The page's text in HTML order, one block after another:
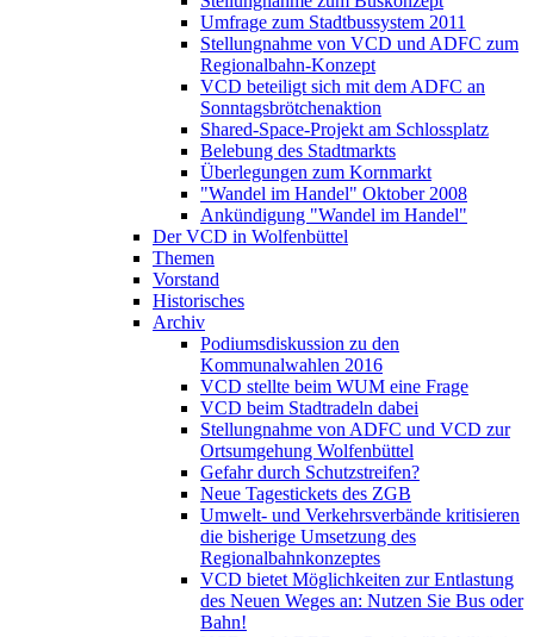
Umfrage zum Stadtbussystem 2011
Stellungnahme von VCD und ADFC zum
Regionalbahn-Konzept
VCD beteiligt sich mit dem ADFC an
Sonntagsbrötchenaktion
Shared-Space-Projekt am Schlossplatz
Belebung des Stadtmarkts
Überlegungen zum Kornmarkt
"Wandel im Handel" Oktober 2008
Ankündigung "Wandel im Handel"
Der VCD in Wolfenbüttel
Themen
Vorstand
Historisches
Archiv
Podiumsdiskussion zu den
Kommunalwahlen 2016
VCD stellte beim WUM eine Frage
VCD beim Stadtradeln dabei
Stellungnahme von ADFC und VCD zur
Ortsumgehung Wolfenbüttel
Gefahr durch Schutzstreifen?
Neue Tagestickets des ZGB
Umwelt- und Verkehrsverbände kritisieren
die bisherige Umsetzung des
Regionalbahnkonzeptes
VCD bietet Möglichkeiten zur Entlastung
des Neuen Weges an: Nutzen Sie Bus oder
Bahn!